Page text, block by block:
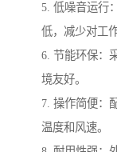
5. 低噪音运行
低，减少对工
6. 节能环保：
境友好。
7. 操作简便：
温度和风速。